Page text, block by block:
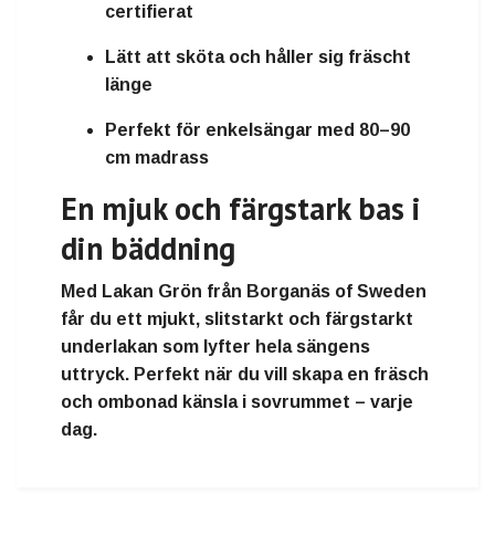
certifierat
Lätt att sköta och håller sig fräscht
länge
Perfekt för enkelsängar med 80–90
cm madrass
En mjuk och färgstark bas i
din bäddning
Med Lakan Grön från Borganäs of Sweden
får du ett mjukt, slitstarkt och färgstarkt
underlakan som lyfter hela sängens
uttryck. Perfekt när du vill skapa en fräsch
och ombonad känsla i sovrummet – varje
dag.